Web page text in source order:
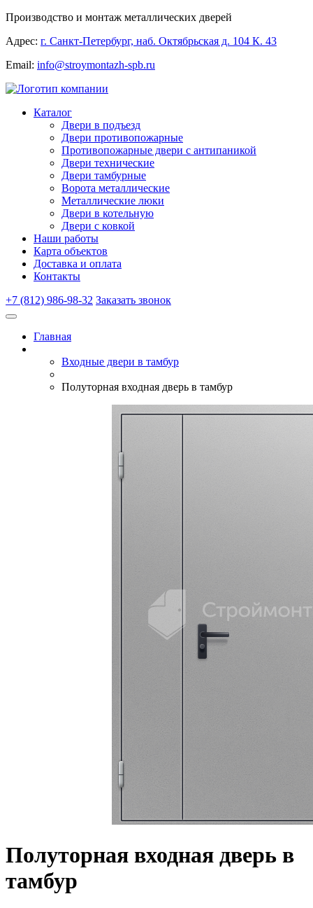
Производство и монтаж металлических дверей
Адрес: г. Санкт-Петербург, наб. Октябрьская д. 104 К. 43
Email: info@stroymontazh-spb.ru
Каталог
Двери в подъезд
Двери противопожарные
Противопожарные двери с антипаникой
Двери технические
Двери тамбурные
Ворота металлические
Металлические люки
Двери в котельную
Двери с ковкой
Наши работы
Карта объектов
Доставка и оплата
Контакты
+7 (812) 986-98-32 Заказать звонок
Главная
Входные двери в тамбур
Полуторная входная дверь в тамбур
Полуторная входная дверь в
тамбур